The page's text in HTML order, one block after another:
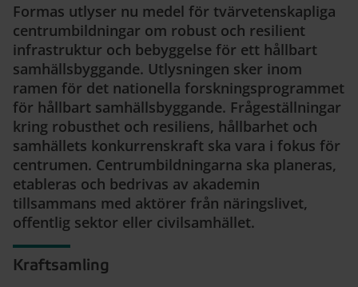
Formas utlyser nu medel för tvärvetenskapliga
centrumbildningar om robust och resilient
infrastruktur och bebyggelse för ett hållbart
samhällsbyggande. Utlysningen sker inom
ramen för det nationella forskningsprogrammet
för hållbart samhällsbyggande. Frågeställningar
kring robusthet och resiliens, hållbarhet och
samhällets konkurrenskraft ska vara i fokus för
centrumen. Centrumbildningarna ska planeras,
etableras och bedrivas av akademin
tillsammans med aktörer från näringslivet,
offentlig sektor eller civilsamhället.
Kraftsamling